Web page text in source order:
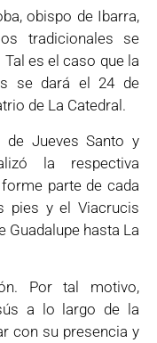
obispo de Ibarra,
tradicionales se
es el caso que la
se dará el 24 de
de La Catedral.
de Jueves Santo y
la respectiva
parte de cada
pies y el Viacrucis
Guadalupe hasta La
Por tal motivo,
a lo largo de la
con su presencia y